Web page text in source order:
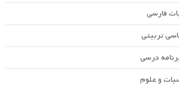
فارسی
تربیتی
درسی
و علوم